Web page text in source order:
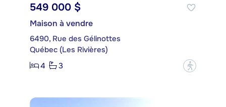
549 000 $
Maison à vendre
6490, Rue des Gélinottes
Québec (Les Rivières)
4
3 ?